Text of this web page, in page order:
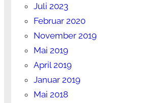
Juli 2023
Februar 2020
November 2019
Mai 2019
April 2019
Januar 2019
Mai 2018